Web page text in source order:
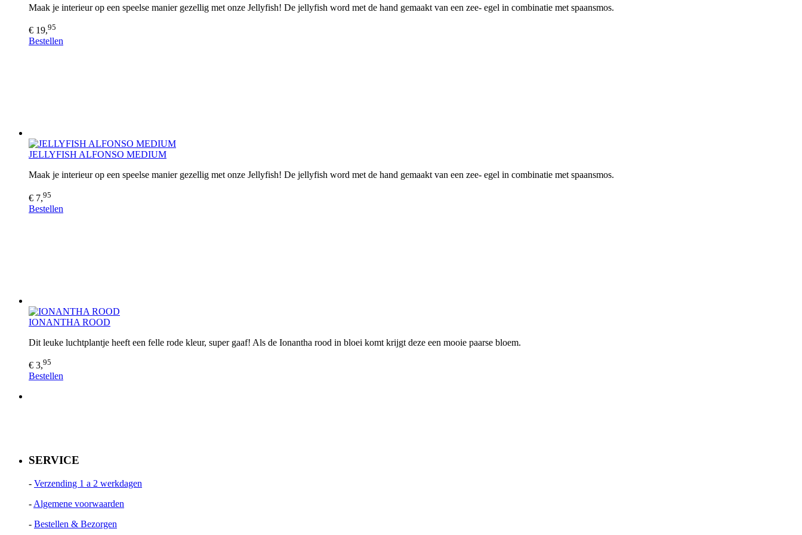
Maak je interieur op een speelse manier gezellig met onze Jellyfish! De jellyfish word met de hand gemaakt van een zee- egel in combinatie met spaansmos.
€ 19,95
Bestellen
JELLYFISH ALFONSO MEDIUM
Maak je interieur op een speelse manier gezellig met onze Jellyfish! De jellyfish word met de hand gemaakt van een zee- egel in combinatie met spaansmos.
€ 7,95
Bestellen
IONANTHA ROOD
Dit leuke luchtplantje heeft een felle rode kleur, super gaaf! Als de Ionantha rood in bloei komt krijgt deze een mooie paarse bloem.
€ 3,95
Bestellen
SERVICE
- Verzending 1 a 2 werkdagen
- Algemene voorwaarden
- Bestellen & Bezorgen